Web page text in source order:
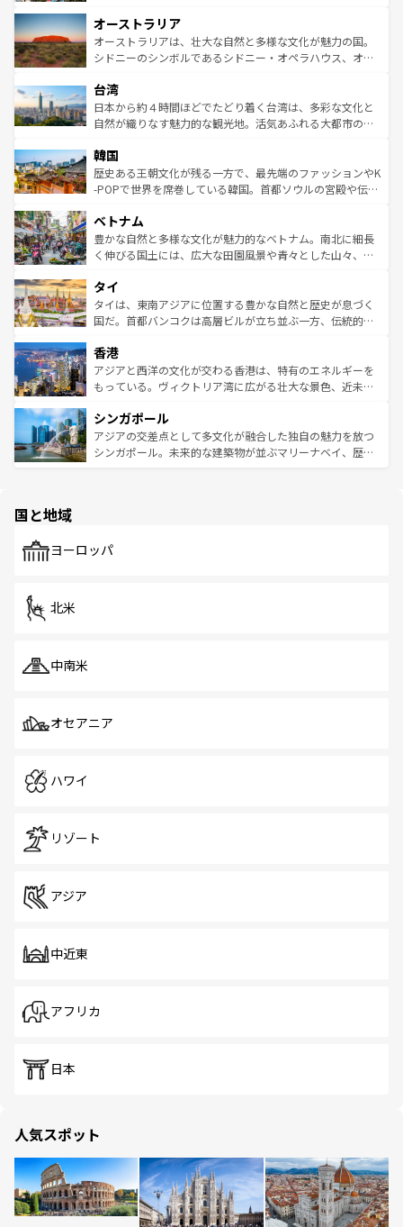
部のニューオーリンズでは、音楽と美食が融合した独特の
文化が魅力。旅行者はアメリカの各地域で異なる魅力を楽
しみながら、その多様性と豊かな歴史を感じることができ
ならではの贅沢な旅のスタイルだ。 なお、新着のアメリカ
情報はコンテンツ一覧を参照してほしい。
ワイ島は見逃せない。また、定番の観光地といえばオアフ
島だが、静かな自然を求めるならマウイ島やカウアイ島が
おすすめ。エメラルドグリーンに輝く海をはじめ、豊かな
れるおもてなしの心で訪れる人々を迎えてくれるハワイの
人々、おいしいローカルフードやハワイアンミュージッ
ク、伝統的なフラダンスなど、すべてがハワイの魅力を彩
ワイを、存分に味わってほしい。 なお、新着のハワイ情報
はコンテンツ一覧を参照してほしい。
オーストラリア
オーストラリアは、壮大な自然と多様な文化が魅力の国。
シドニーのシンボルであるシドニー・オペラハウス、オー
リアリーフや大陸中央部にそびえるウルル（エアーズロッ
ク）、タスマニアの美しい原生林やケアンズの熱帯雨林な
ど、見どころがたくさん。また、カフェやワイン、オージ
いる。アクティビティも充実しており、サーフィンやダイ
ビング、ハイキングなど、アウトドア好きにはたまらな
い。オーストラリアの多彩な魅力を存分に味わいつくそ
参照してほしい。
台湾
日本から約４時間ほどでたどり着く台湾は、多彩な文化と
自然が織りなす魅力的な観光地。活気あふれる大都市の台
ン）、静ひつな山岳地帯である台湾東部など、都市の喧騒
と山間の静けさが共存しており、訪れる人に新しい発見と
驚きをもたらしてくれる。また、奥深い台湾の食文化も魅
容にもいいと評判のスイーツなど、バラエティ豊かな料理
が味わえる。 なお、新着の台湾情報は コンテンツ一覧を参
照してほしい。
韓国
歴史ある王朝文化が残る一方で、最先端のファッションやK
-POPで世界を席巻している韓国。首都ソウルの宮殿や伝統
き、地方に足を延ばせば四季折々の自然美を楽しむことが
できる。そして、キムチや焼肉、絶品のストリートフード
まで、さまざまな韓国料理が待っている。夜には、韓国な
リティに包まれながら、韓国の多彩な魅力を心ゆくまで味
わってみてほしい。 なお、新着の韓国情報はコンテンツ一
覧を参照してほしい。
ベトナム
豊かな自然と多様な文化が魅力的なベトナム。南北に細長
く伸びる国土には、広大な田園風景や青々とした山々、世
急速な発展と共に伝統が息づく。ハノイの古い町並みやホ
ーチミン市のフランス統治時代の建物も、独特の雰囲気を
醸し出している。また、バラエティの豊かさとおいしさで
とつ。フォーやバインミー、ベトナムコーヒーなどは、ぜ
ひ現地で味わいたい。どの地域を訪れてもあたたかい人々
が旅行者を迎えてくれるので、きっと忘れられない旅にな
参照してほしい。
タイ
タイは、東南アジアに位置する豊かな自然と歴史が息づく
国だ。首都バンコクは高層ビルが立ち並ぶ一方、伝統的な
の活気が交差している。北部ではチェンマイなどの山岳地
帯で自然と触れ合い、南部ではプーケットやクラビの美し
いビーチでリゾート気分を楽しむことができる。タイ料理
激する。気候は一年中温暖で、どの季節にも異なる楽しみ
が待っている。親しみやすいタイの人々、仏教を中心とし
た文化、そして多様な観光資源が、訪れる旅人を魅了し続
香港
アジアと西洋の文化が交わる香港は、特有のエネルギーを
もっている。ヴィクトリア湾に広がる壮大な景色、近未来
み、どこを訪れても感動するはず。観光スポットが密集し
ており、効率よく見どころを回れるのも魅力。息をのむよ
うな絶景から文化的な体験まで、香港を存分に楽しみ尽く
シンガポール
アジアの交差点として多文化が融合した独自の魅力を放つ
シンガポール。未来的な建築物が並ぶマリーナベイ、歴史
で、ホーカーズは地元の風情を楽しめる外せないスポット
国と地域
ヨーロッパ
北米
中南米
オセアニア
ハワイ
リゾート
アジア
中近東
アフリカ
日本
人気スポット